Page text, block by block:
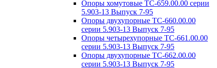
Опоры хомутовые ТС-659.00.00 серии
5.903-13 Выпуск 7-95
Опоры двухупорные ТС-660.00.00
серии 5.903-13 Выпуск 7-95
Опоры четырехупорные ТС-661.00.00
серии 5.903-13 Выпуск 7-95
Опоры двухупорные ТС-662.00.00
серии 5.903-13 Выпуск 7-95